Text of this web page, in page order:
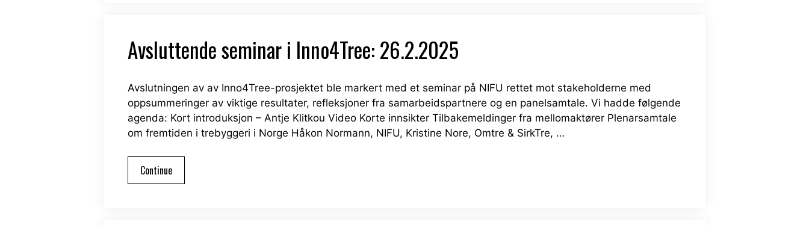
Avsluttende seminar i Inno4Tree: 26.2.2025
Avslutningen av av Inno4Tree-prosjektet ble markert med et seminar på NIFU rettet mot stakeholderne med
oppsummeringer av viktige resultater, refleksjoner fra samarbeidspartnere og en panelsamtale. Vi hadde følgende
agenda: Kort introduksjon – Antje Klitkou Video Korte innsikter Tilbakemeldinger fra mellomaktører Plenarsamtale
om fremtiden i trebyggeri i Norge Håkon Normann, NIFU, Kristine Nore, Omtre & SirkTre, …
Continue